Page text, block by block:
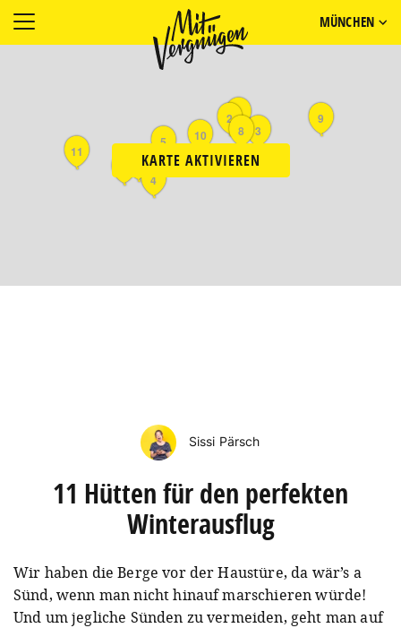
MÜNCHEN
KARTE AKTIVIEREN
1
2
3
4
5
9
10
11
8
Sissi Pärsch
11 Hütten für den perfekten
Winterausflug
Wir haben die Berge vor der Haustüre, da wär’s a
Sünd, wenn man nicht hinauf marschieren würde!
Und um jegliche Sünden zu vermeiden, geht man auf